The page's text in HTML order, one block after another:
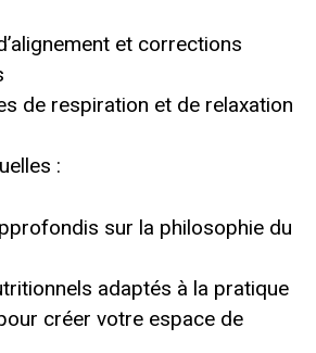
et corrections
de respiration et de relaxation
:
sur la philosophie du
adaptés à la pratique
créer votre espace de